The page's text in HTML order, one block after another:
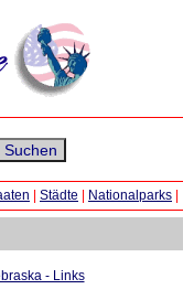
Städte Nationalparks
- Links